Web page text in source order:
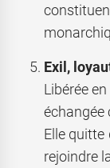
Exil,
Libérée
échangée
Elle
rejoindre